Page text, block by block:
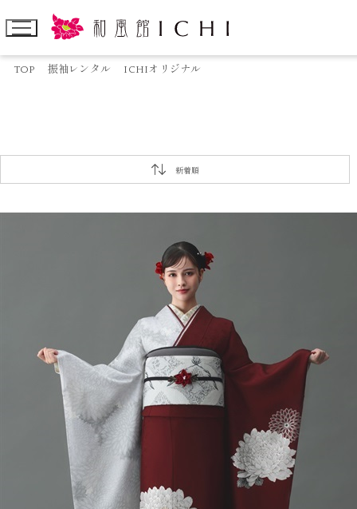
TOP 振袖レンタル ICHIオリジナル
新着順